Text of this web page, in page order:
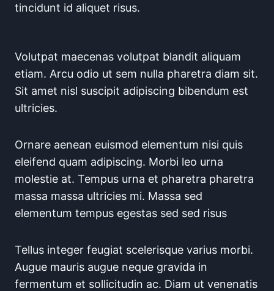
tincidunt id aliquet risus.
Volutpat maecenas volutpat blandit aliquam
etiam. Arcu odio ut sem nulla pharetra diam sit.
Sit amet nisl suscipit adipiscing bibendum est
ultricies.
Ornare aenean euismod elementum nisi quis
eleifend quam adipiscing. Morbi leo urna
molestie at. Tempus urna et pharetra pharetra
massa massa ultricies mi. Massa sed
elementum tempus egestas sed sed risus
Tellus integer feugiat scelerisque varius morbi.
Augue mauris augue neque gravida in
fermentum et sollicitudin ac. Diam ut venenatis